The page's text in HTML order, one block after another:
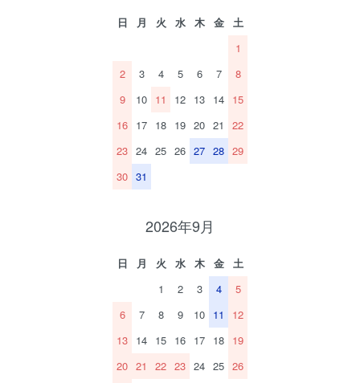
日 月 火 水 木 金
土
1
2
3 4 5 6 7
8
9
10 11 12 13 14 15
16 17 18 19 20 21
22
23 24 25 26 27 28 29
30 31
2026年9月
日 月 火 水 木 金
土
1
2 3 4
5
6
7 8 9 10 11
12
13 14 15 16 17 18 19
20 21 22 23 24 25 26